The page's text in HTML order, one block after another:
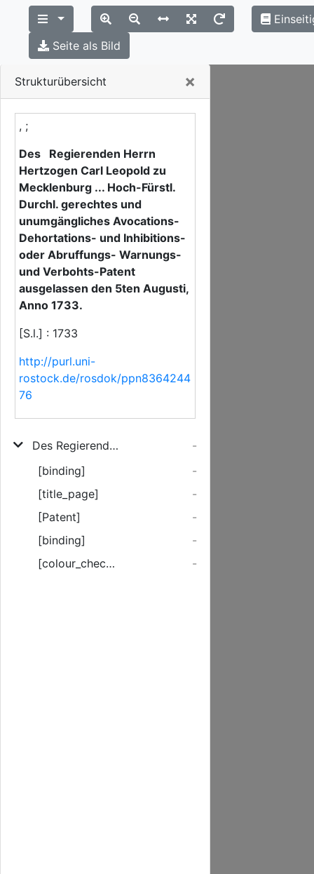
Strukturübersicht ×
, ;
Des Regierenden Herrn
Hertzogen Carl Leopold zu
Mecklenburg ... Hoch-Fürstl.
Durchl. gerechtes und
unumgängliches Avocations-
Dehortations- und Inhibitions-
oder Abruffungs- Warnungs-
und Verbohts-Patent
ausgelassen den 5ten Augusti,
Anno 1733.
[S.l.] : 1733
http://purl.uni-
rostock.de/rosdok/ppn8364244
76
Des Regierenden Herrn Hertzogen Carl Leopold zu Mecklenburg ... Hoch-Fürstl. Durchl. gerechtes und unumgängliches Avocations- Dehortations- und Inhibitions- oder Abruffungs- Warnungs- und Verbohts-Patent ausgelassen den 5ten Augusti, Anno 1733.
-
[binding]
-
[title_page]
-
[Patent]
-
[binding]
-
[colour_checker]
-
Seite als Bild